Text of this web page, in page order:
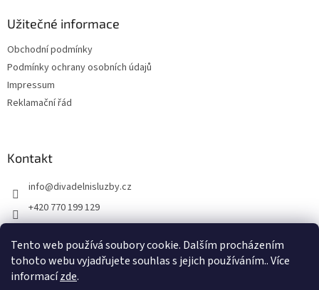
Tento web používá soubory cookie. Dalším procházením
tohoto webu vyjadřujete souhlas s jejich používáním.. Více
informacízde.
Užitečné informace
Obchodní podmínky
Podmínky ochrany osobních údajů
Impressum
Reklamační řád
Kontakt
info@divadelnisluzby.cz
+420 770 199 129
Divadelní služby Plzeň
divadelni_sluzby_plzen